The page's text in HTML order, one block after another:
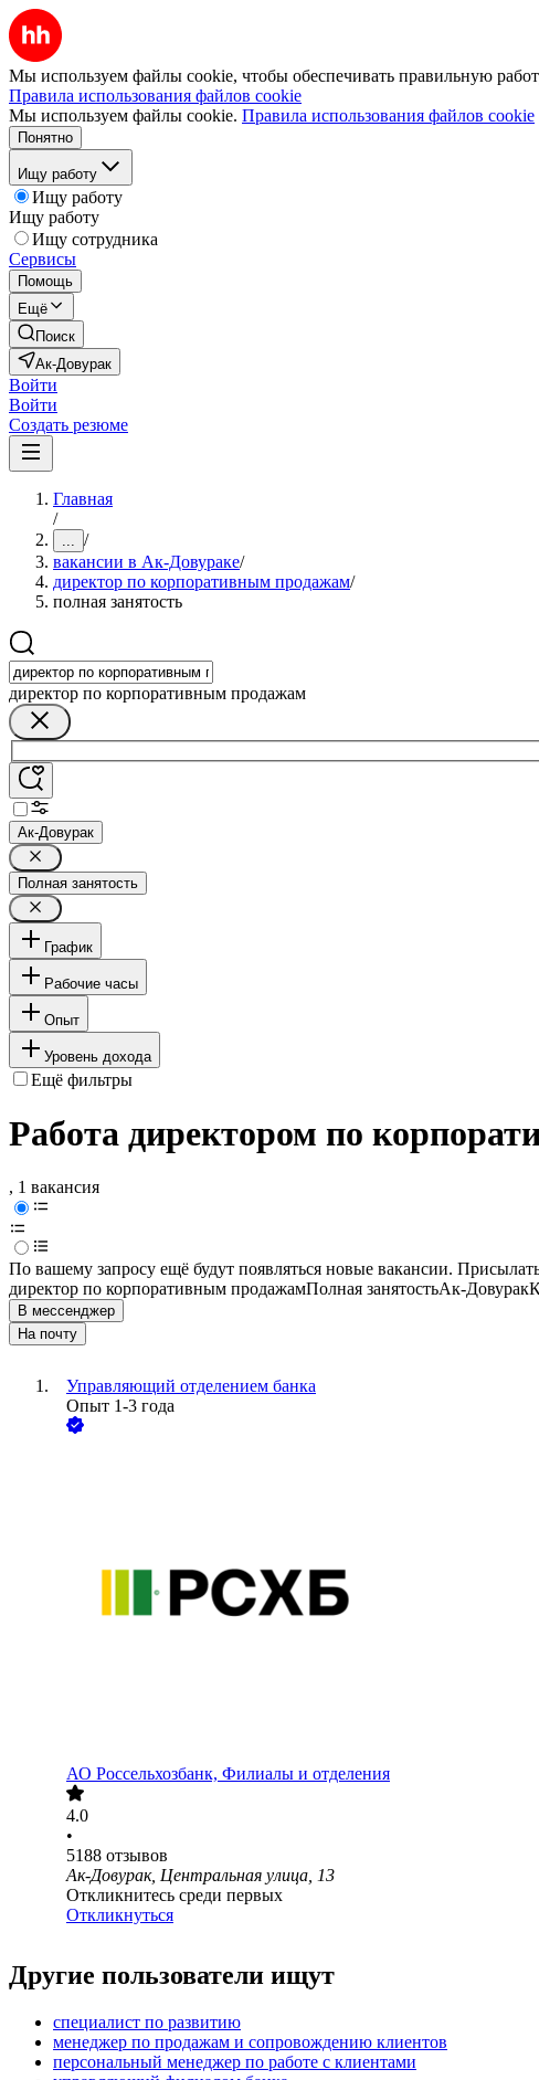
Мы используем файлы cookie, чтобы обеспечивать правильную
Правила использования файлов cookie
Мы используем файлы cookie. Правила использования файлов cookie
Понятно
Ищу работу
Ищу работу
Ищу работу
Ищу сотрудника
Сервисы
Помощь
Ещё
Поиск
Ак-Довурак
Войти
Войти
Создать резюме
Главная
/
... /
вакансии в Ак-Довураке/
директор по корпоративным продажам/
полная занятость
директор по корпоративным продажам
Ак-Довурак
Полная занятость
График
Рабочие часы
Опыт
Уровень дохода
Ещё фильтры
Работа директором по
, 1 вакансия
По вашему запросу ещё будут появляться новые вакансии.
директор по корпоративным продажамПолная занятостьАк-Довурак
В мессенджер
На почту
Управляющий отделением банка
Опыт 1-3 года
АО Россельхозбанк, Филиалы и отделения
4.0
•
5188 отзывов
Ак-Довурак, Центральная улица, 13
Откликнитесь среди первых
Откликнуться
Другие пользователи ищут
специалист по развитию
менеджер по продажам и сопровождению клиентов
персональный менеджер по работе с клиентами